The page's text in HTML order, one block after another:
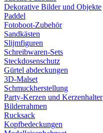
Dekorative Bilder und Objekte
Paddel
Fotoboot-Zubehör
Sandkästen
Slijmfiguren
Schreibwaren-Sets
Steckdosenschutz
Gürtel abdeckungen
3D-Malset
Schmuckherstellung
Party-Kerzen und Kerzenhalter
Bilderrahmen
Rucksack
Kopfbedeckungen